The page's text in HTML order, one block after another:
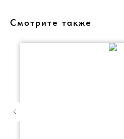
Смотрите также